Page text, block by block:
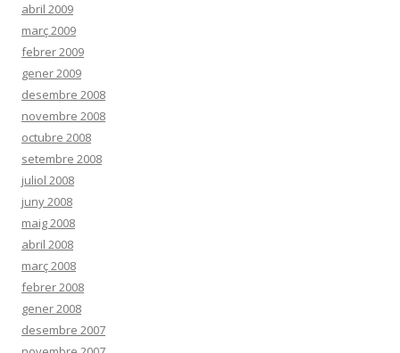
abril 2009
març 2009
febrer 2009
gener 2009
desembre 2008
novembre 2008
octubre 2008
setembre 2008
juliol 2008
juny 2008
maig 2008
abril 2008
març 2008
febrer 2008
gener 2008
desembre 2007